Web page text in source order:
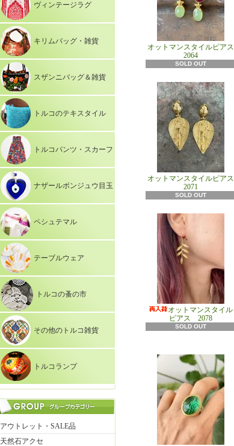
ヴィンテージラグ
キリムバッグ・雑貨
スザンニバッグ＆雑貨
トルコのテキスタイル
トルコパンツ・スカーフ
ナザールボンジュウ目玉
ペシュテマル
テーブルウェア
トルコの蚤の市
その他のトルコ雑貨
トルコランプ
アウトレット・SALE品
天然石アクセ
オットマンスタイルピアス
2064
SOLD OUT
オットマンスタイルピアス
2071
SOLD OUT
オットマンスタイル
ピアス 2078
SOLD OUT